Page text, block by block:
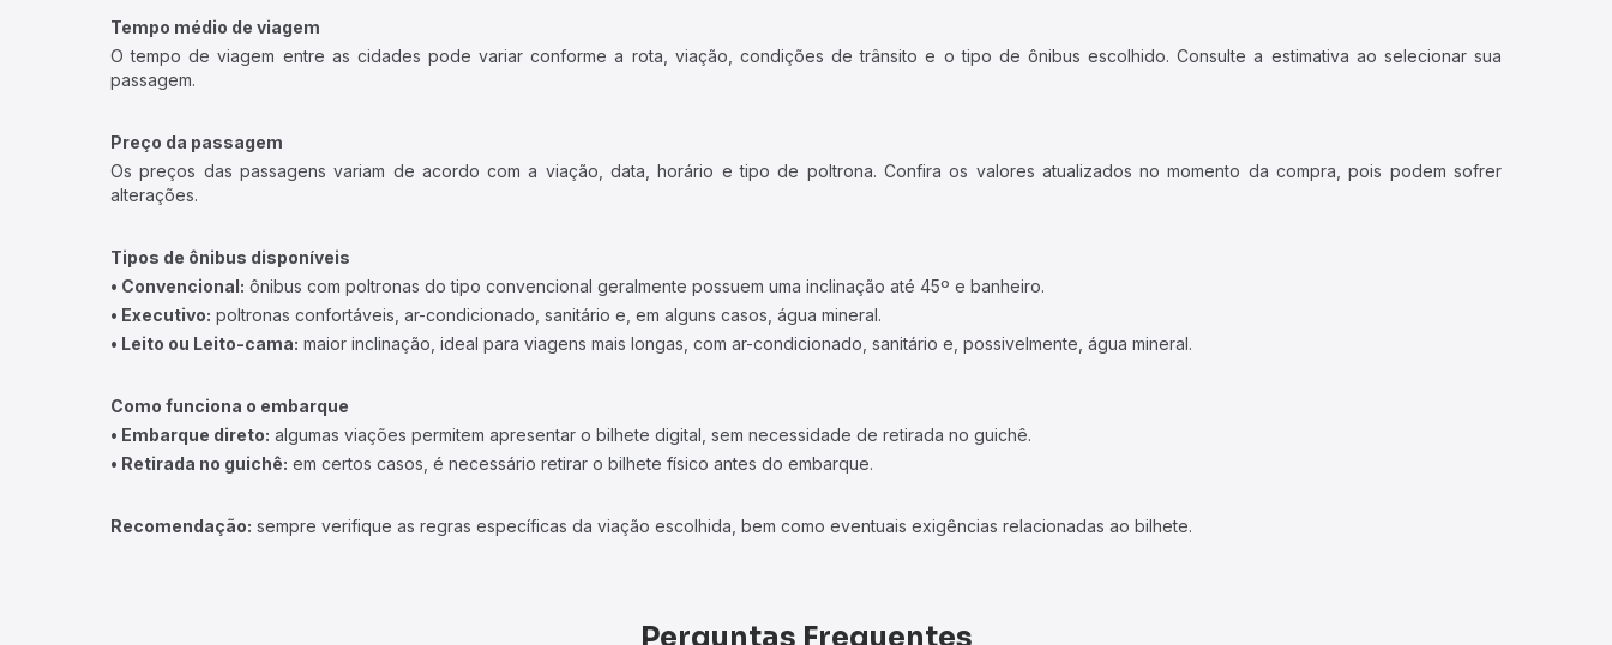
Tempo médio de viagem
O tempo de viagem entre as cidades pode variar conforme a rota, viação, condições de trânsito e o tipo de ônibus escolhido. Consulte a estimativa ao selecionar sua
passagem.
Preço da passagem
Os preços das passagens variam de acordo com a viação, data, horário e tipo de poltrona. Confira os valores atualizados no momento da compra, pois podem sofrer
alterações.
Tipos de ônibus disponíveis
• Convencional: ônibus com poltronas do tipo convencional geralmente possuem uma inclinação até 45º e banheiro.
• Executivo: poltronas confortáveis, ar-condicionado, sanitário e, em alguns casos, água mineral.
• Leito ou Leito-cama: maior inclinação, ideal para viagens mais longas, com ar-condicionado, sanitário e, possivelmente, água mineral.
Como funciona o embarque
• Embarque direto: algumas viações permitem apresentar o bilhete digital, sem necessidade de retirada no guichê.
• Retirada no guichê: em certos casos, é necessário retirar o bilhete físico antes do embarque.
Recomendação: sempre verifique as regras específicas da viação escolhida, bem como eventuais exigências relacionadas ao bilhete.
Perguntas Frequentes